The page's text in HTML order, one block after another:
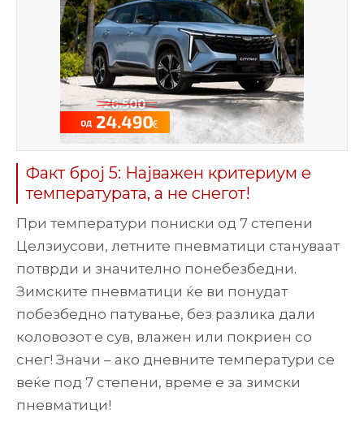
Факт број 5: Најважен критериум е
температурата, а не снегот!
При температури пониски од 7 степени
Целзиусови, летните пневматици стануваат
потврди и значително понебезбедни.
Зимските пневматици ќе ви понудат
побезбедно патување, без разлика дали
коловозот е сув, влажен или покриен со
снег! Значи – ако дневните температури се
веќе под 7 степени, време е за зимски
пневматици!